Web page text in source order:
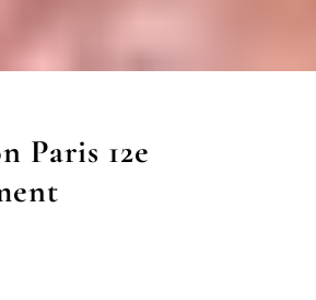
Paris 12e